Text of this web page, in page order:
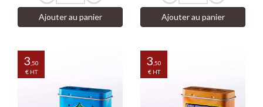
Ajouter au panier Ajouter au panier
3 ,50
€ HT
3 ,50
€ HT